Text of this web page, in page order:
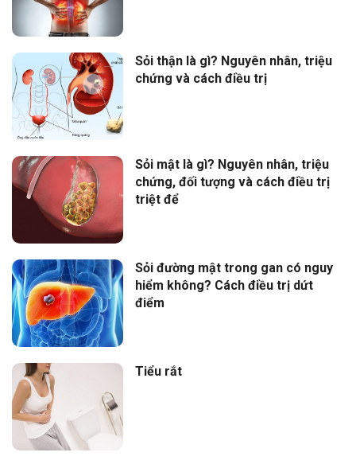
Sỏi thận là gì? Nguyên nhân, triệu
chứng và cách điều trị
Sỏi mật là gì? Nguyên nhân, triệu
chứng, đối tượng và cách điều trị
triệt để
Sỏi đường mật trong gan có nguy
hiểm không? Cách điều trị dứt
điểm
Tiểu rắt